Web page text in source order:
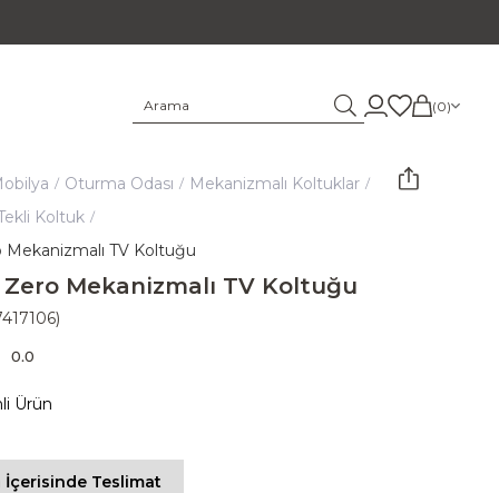
0
Oturma Odası
Mekanizmalı Koltuklar
Koltuk
TV Koltuğu
Mekanizmalı TV Koltuğu
0.0
Ürün
İçerisinde Teslimat